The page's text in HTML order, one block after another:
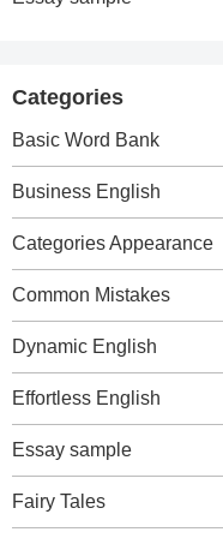
Categories
Basic Word Bank
Business English
Categories Appearance
Common Mistakes
Dynamic English
Effortless English
Essay sample
Fairy Tales